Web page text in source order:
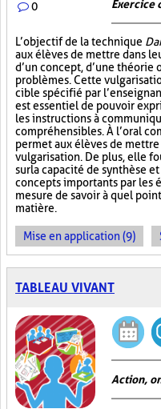
0 Exercice
L’objectif de la technique
aux élèves de mettre dans
d’un concept, d’une théorie
problèmes. Cette
cible spécifié par
est essentiel de pouvoir
les instructions à
compréhensibles. À l’oral
permet aux élèves de
vulgarisation. De plus, elle
sur la capacité de synthèse
concepts importants par les
mesure de savoir à quel
matière.
Mise en application (9)
TABLEAU VIVANT
Action,